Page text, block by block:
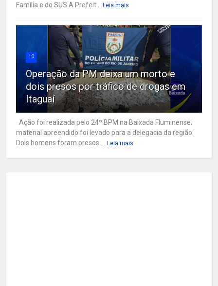
Família e do SUS A Prefeit...
Leia mais
10
Operação da PM deixa um morto e
dois presos por tráfico de drogas em
Itaguaí
Ação foi realizada pelo 24º BPM na Baixada Fluminense;
material apreendido foi levado para a delegacia da região
Dois homens foram presos ...
Leia mais